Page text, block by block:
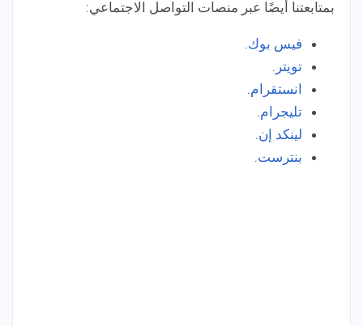
بمتابعتنا أيضًا عبر منصات التواصل الاجتماعي:
فيس بوك.
تويتر .
انستقرام.
تليجرام.
لينكد إن.
بنترست.